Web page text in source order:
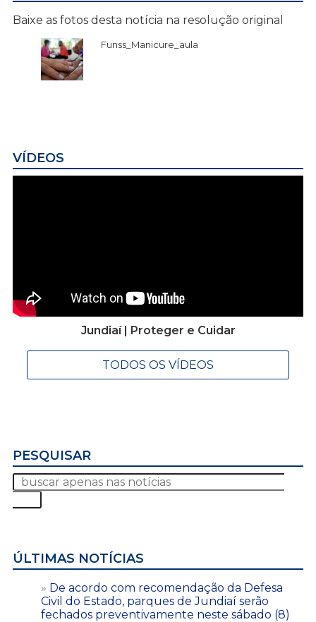
Baixe as fotos desta notícia na resolução original
Funss_Manicure_aula
VÍDEOS
Jundiaí | Proteger e Cuidar
TODOS OS VÍDEOS
PESQUISAR
ÚLTIMAS NOTÍCIAS
De acordo com recomendação da Defesa
Civil do Estado, parques de Jundiaí serão
fechados preventivamente neste sábado (8)